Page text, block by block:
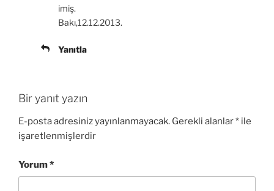
imiş.
Bakı,12.12.2013.
Yanıtla
Bir yanıt yazın
E-posta adresiniz yayınlanmayacak. Gerekli alanlar* ile
işaretlenmişlerdir
Yorum*